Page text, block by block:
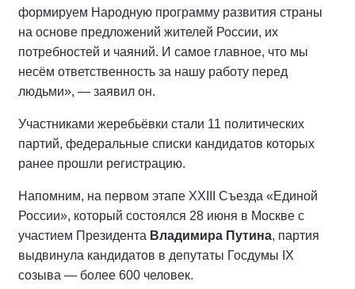
формируем Народную программу развития страны
на основе предложений жителей России, их
потребностей и чаяний. И самое главное, что мы
несём ответственность за нашу работу перед
людьми», — заявил он.
Участниками жеребьёвки стали 11 политических
партий, федеральные списки кандидатов которых
ранее прошли регистрацию.
Напомним, на первом этапе XXIII Съезда «Единой
России», который состоялся 28 июня в Москве с
участием Президента Владимира Путина, партия
выдвинула кандидатов в депутаты Госдумы IX
созыва — более 600 человек.